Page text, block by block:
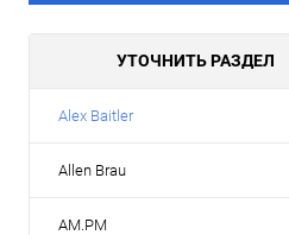
УТОЧНИТЬ РАЗДЕЛ
Alex Baitler
Allen Brau
AM.PM